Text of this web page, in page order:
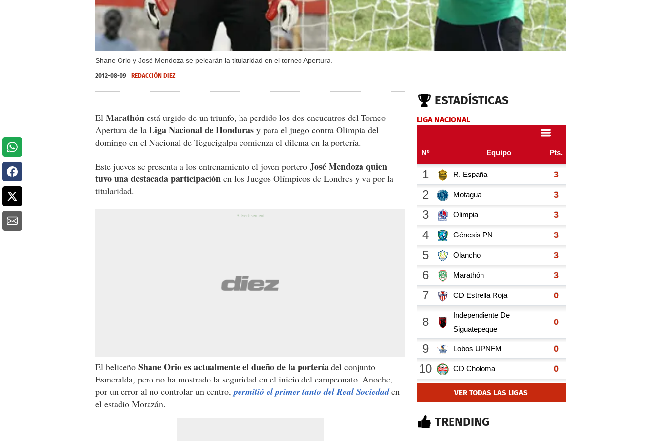
Shane Orio y José Mendoza se pelearán la titularidad en el torneo Apertura.
2012-08-09 REDACCIÓN DIEZ
El Marathón está urgido de un triunfo, ha perdido los dos encuentros del Torneo
Apertura de la Liga Nacional de Honduras y para el juego contra Olimpia del
domingo en el Nacional de Tegucigalpa comienza el dilema en la portería.
Este jueves se presenta a los entrenamiento el joven portero José Mendoza quien
tuvo una destacada participación en los Juegos Olímpicos de Londres y va por la
titularidad.
El beliceño Shane Orio es actualmente el dueño de la portería del conjunto
Esmeralda, pero no ha mostrado la seguridad en el inicio del campeonato. Anoche,
por un error al no controlar un centro, permitió el primer tanto del Real Sociedaden
el estadio Morazán.
ESTADÍSTICAS
LIGA NACIONAL
VER TODAS LAS LIGAS
TRENDING